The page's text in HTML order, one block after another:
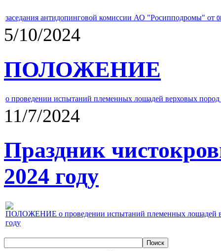
заседания антидопинговой комиссии АО "Росипподромы" от
5/10/2024
ПОЛОЖЕНИЕ
о проведении испытаний племенных лошадей верховых
11/7/2024
Праздник
2024 году
ПОЛОЖЕНИЕ о проведении испытаний племенных лошадей
году